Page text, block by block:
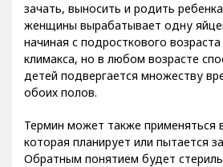
зачать, выносить и родить
женщины вырабатывает одну
начиная с подросткового
климакса, но в любом возрасте
детей подвергается множеству
обоих полов.
Термин может также применяться
которая планирует или пытается
Обратным понятием будет